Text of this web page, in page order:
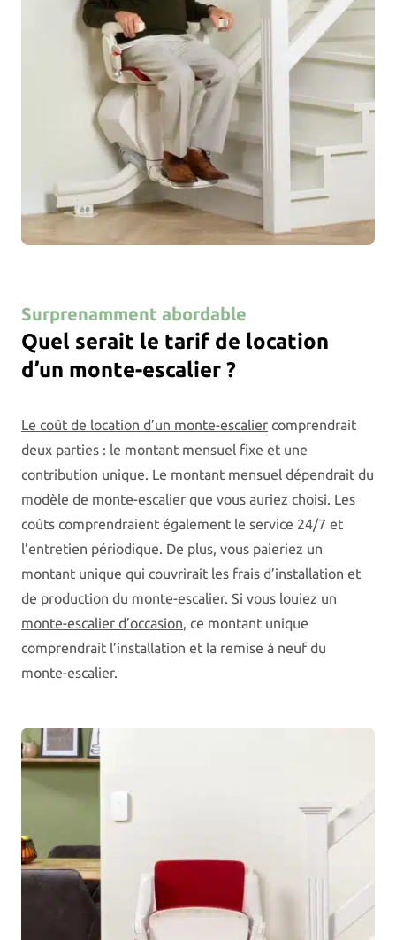
Surprenamment abordable
Quel serait le tarif de location
d’un monte-escalier ?
Le coût de location d’un monte-escalier comprendrait
deux parties : le montant mensuel fixe et une
contribution unique. Le montant mensuel dépendrait du
modèle de monte-escalier que vous auriez choisi. Les
coûts comprendraient également le service 24/7 et
l’entretien périodique. De plus, vous paieriez un
montant unique qui couvrirait les frais d’installation et
de production du monte-escalier. Si vous louiez un
monte-escalier d’occasion, ce montant unique
comprendrait l’installation et la remise à neuf du
monte-escalier.